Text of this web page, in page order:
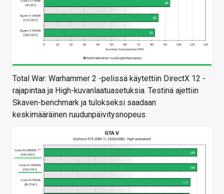
Total War: Warhammer 2 -pelissä käytettiin DirectX 12 -
rajapintaa ja High-kuvanlaatuasetuksia. Testinä ajettiin
Skaven-benchmark ja tulokseksi saadaan
keskimääräinen ruudunpäivitysnopeus.